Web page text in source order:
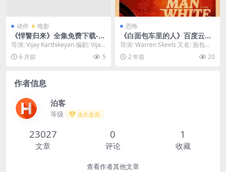
动作 电影
《悍警归来》全集免费下载-2
025-秒开无压力 – 动作/犯罪 –
[印度][夸克网盘/百度网盘]
导演: Vijay Karthikeyan 编剧: Vijay
Karthike...
6 月前 5
恐怖
《白面包车里的人》百度云网
盘下载.阿里云盘.英语中字.(20
23)
导演: Warren Skeels 又名: 面包车
人 / 面包车惊魂 资源下载：...
2 年前 20
作者信息
泊客
等级 永久会员
23027
文章
0
评论
1
收藏
查看作者其他文章